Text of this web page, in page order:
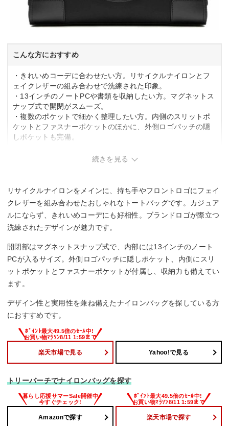
こんな方におすすめ
・きれいめコーデに合わせたい方。リサイクルナイロンとフ
ェイクレザーの組み合わせで洗練された印象。
・13インチのノートPCや書類を収納したい方。マグネットス
ナップ式で開閉がスムーズ。
・複数のポケットで細かく整理したい方。内側のスリットポ
ケットとファスナーポケットのほかに、外側ロゴパッチの隠
しポケットも完備。
・リュックタイプを探している方。
続きを見る
リサイクルナイロンをメインに、持ち手やフロントロゴにフェイ
クレザーを組み合わせたおしゃれなトートバッグです。カジュア
ルにならず、きれいめコーデにも好相性。ブランドロゴが際立つ
洗練されたデザインが魅力です。
開閉部はマグネットスナップ式で、内部には13インチのノート
PCが入るサイズ。外側ロゴパッチに隠しポケット、内側にスリ
ットポケットとファスナーポケットが付属し、収納力も備えてい
ます。
デザイン性と実用性を兼ね備えたナイロンバッグを探している方
におすすめです。
楽天市場で見る Yahoo!で見る
トリーバーチでナイロンバッグを探す
Amazonで探す 楽天市場で探す